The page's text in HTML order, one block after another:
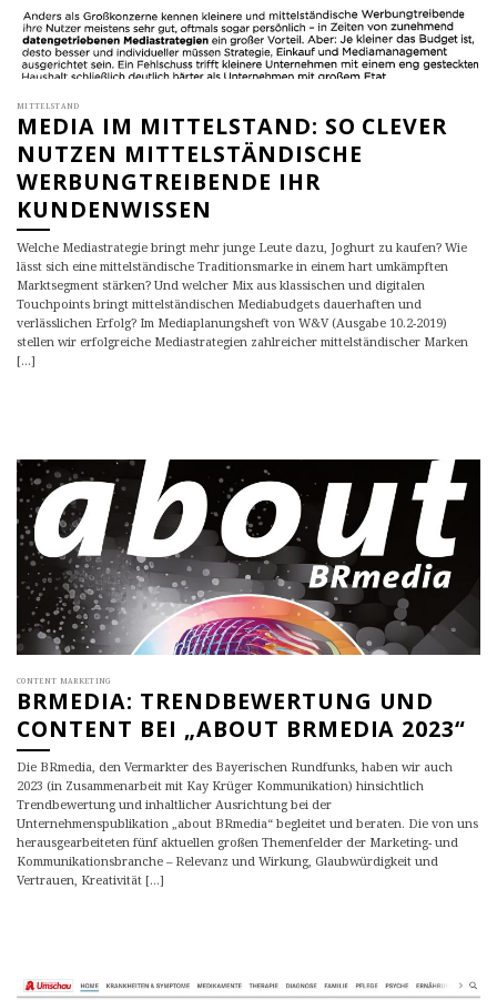
MITTELSTAND
MEDIA IM MITTELSTAND: SO CLEVER
NUTZEN MITTELSTÄNDISCHE
WERBUNGTREIBENDE IHR
KUNDENWISSEN
Welche Mediastrategie bringt mehr junge Leute dazu, Joghurt zu kaufen? Wie
lässt sich eine mittelständische Traditionsmarke in einem hart umkämpften
Marktsegment stärken? Und welcher Mix aus klassischen und digitalen
Touchpoints bringt mittelständischen Mediabudgets dauerhaften und
verlässlichen Erfolg? Im Mediaplanungsheft von W&V (Ausgabe 10.2-2019)
stellen wir erfolgreiche Mediastrategien zahlreicher mittelständischer Marken
[...]
CONTENT MARKETING
BRMEDIA: TRENDBEWERTUNG UND
CONTENT BEI „ABOUT BRMEDIA 2023“
Die BRmedia, den Vermarkter des Bayerischen Rundfunks, haben wir auch
2023 (in Zusammenarbeit mit Kay Krüger Kommunikation) hinsichtlich
Trendbewertung und inhaltlicher Ausrichtung bei der
Unternehmenspublikation „about BRmedia“ begleitet und beraten. Die von uns
herausgearbeiteten fünf aktuellen großen Themenfelder der Marketing- und
Kommunikationsbranche – Relevanz und Wirkung, Glaubwürdigkeit und
Vertrauen, Kreativität [...]